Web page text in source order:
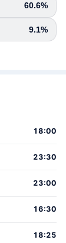
60.6%
9.1%
18:00
23:30
23:00
16:30
18:25